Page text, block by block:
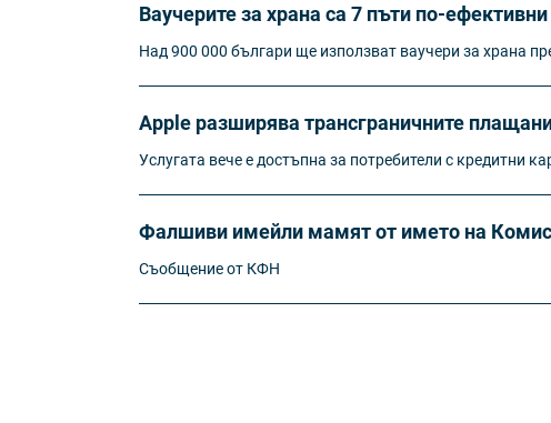
Ваучерите за храна са 7 пъти по-
Над 900 000 българи ще използват ваучери за храна
Apple разширява трансграничните
Услугата вече е достъпна за потребители с кредитни
Фалшиви имейли мамят от името на
Съобщение от КФН